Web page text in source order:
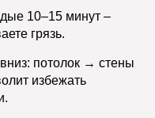
10–15 минут –
грязь.
потолок → стены
избежать